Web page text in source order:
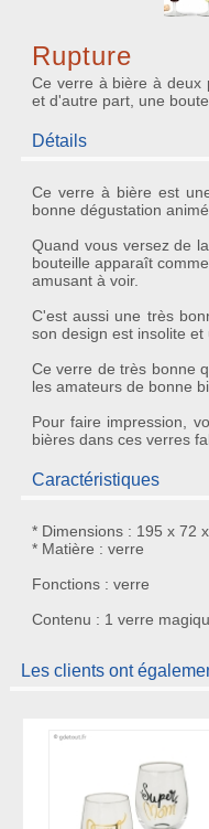
Rupture
Ce verre à bière à deux
et d'autre part, une
Détails
Ce verre à bière est
bonne dégustation
Quand vous versez de
bouteille apparaît
amusant à voir.
C'est aussi une très
son design est insolite et
Ce verre de très bonne
les amateurs de bonne
Pour faire impression,
bières dans ces verres
Caractéristiques
* Dimensions : 195 x 72
* Matière : verre
Fonctions : verre
Contenu : 1 verre
Les clients ont